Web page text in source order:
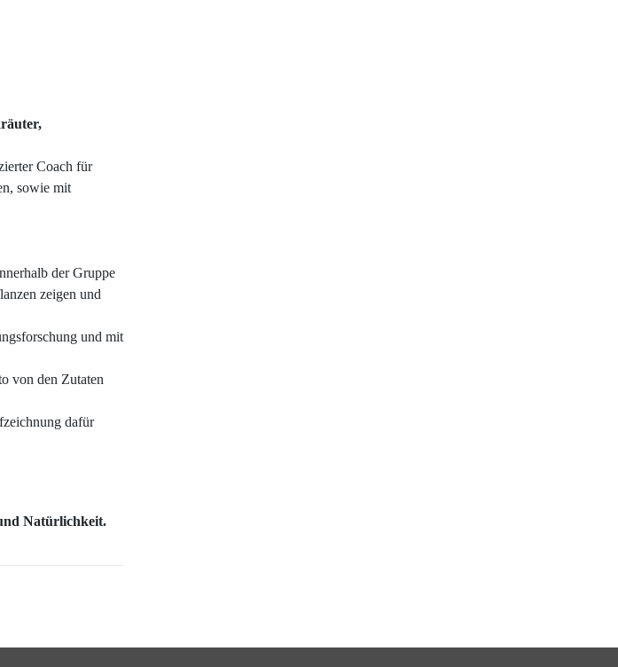
Coach für
sowie mit
der Gruppe
zeigen und
und mit
von den Zutaten
dafür
Natürlichkeit.